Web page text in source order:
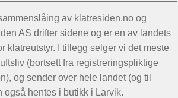
av klatresiden.no og
AS drifter sidene og er en av landets
klatreutstyr. I tillegg selger vi det meste
(bortsett fra registreringspliktige
og sender over hele landet (og til
også hentes i butikk i Larvik.